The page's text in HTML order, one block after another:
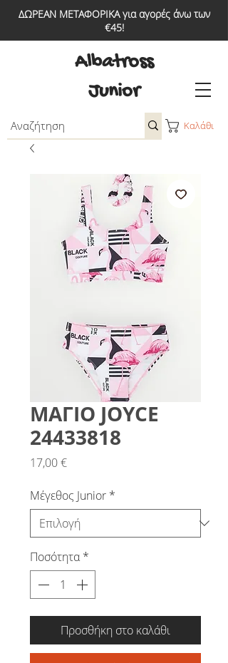
ΔΩΡΕΑΝ ΜΕΤΑΦΟΡΙΚΑ για αγορές άνω των
€45!
Καλάθι
Albatross
Junior
ΜΑΓΙΟ JOYCE
24433818
17,00 €Τιμή
Μέγεθος Junior *
Ποσότητα *
Προσθήκη στο καλάθι